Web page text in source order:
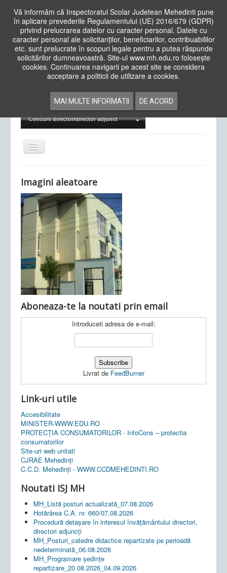
Vă informăm că Inspectoratul Scolar Judetean Mehedinti pune
în aplicare prevederile Regulamentului (UE) 2016/679 (GDPR)
privind prelucrarea datelor cu caracter personal. Datele cu
caracter personal ale solicitanților, beneficiarilor, contribuabililor
etc. sunt prelucrate în scopuri legale pentru a putea răspunde
solicitărilor dumneavoastră. Site-ul www.mh.edu.ro folosește
cookies. Continuarea navigarii pe acest site se considera
acceptare a politicii de utilizare a cookies.
MAI MULTE INFORMATII DE ACORD
Cauta
in
siteAcasa Cadre Didactice
Examene Naționale
Concurs director/director adjunct
Comută
navigarea
Ultimele articole: Vi, 04.11.2022 -
Județean Mehedinți
Imagini aleatoare
Aboneaza-te la noutati prin email
Introduceti adresa de e-mail:
Livrat de FeedBurner
Link-uri utile
Accesibilitate
MINISTER-WWW.EDU.RO
PROTECȚIA CONSUMATORILOR - InfoCons – protectia
consumatorilor
Site-uri web unitati
CJRAE Mehedinți
C.C.D. Mehedinţi - WWW.CCDMEHEDINTI.RO
Noutati ISJ MH
MH_Listă posturi actualizată_07.08.2026
Hotărârea C.A. nr. 660/07.08.2026
Procedură detașare în interesul învățământului directori,
directori adjuncți
MH_Posturi_catedre didactice repartizate pe perioadă
nedeterminată_06.08.2026
MH_Programare ședințe
repartizare_20.08.2026_04.09.2026